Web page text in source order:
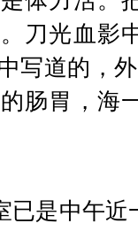
刀光血影
写道的，
肠胃，海